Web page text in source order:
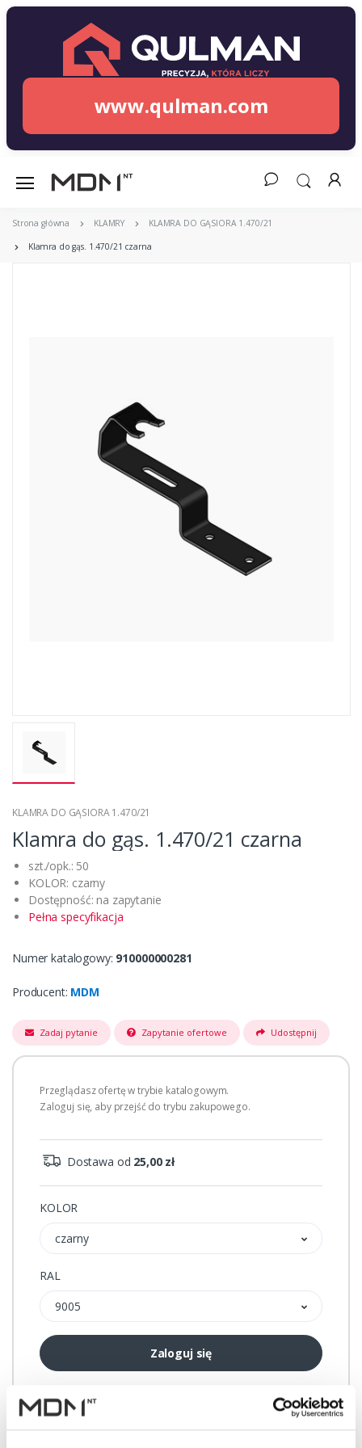
www.qulman.com
Strona główna KLAMRY KLAMRA DO GĄSIORA 1.470/21
Klamra do gąs. 1.470/21 czarna
KLAMRA DO GĄSIORA 1.470/21
Klamra do gąs. 1.470/21 czarna
szt./opk.: 50
KOLOR: czarny
Dostępność: na zapytanie
Pełna specyfikacja
Numer katalogowy: 910000000281
Producent: MDM
Zadaj pytanie Zapytanie ofertowe Udostępnij
Przeglądasz ofertę w trybie katalogowym.
Zaloguj się, aby przejść do trybu zakupowego.
Dostawa od 25,00 zł
KOLOR
czarny
RAL
9005
Zaloguj się